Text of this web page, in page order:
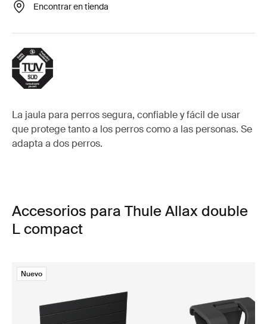
Encontrar en tienda
La jaula para perros segura, confiable y fácil de usar
que protege tanto a los perros como a las personas. Se
adapta a dos perros.
Accesorios para Thule Allax double
L compact
Nuevo